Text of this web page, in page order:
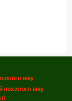
віку
віку